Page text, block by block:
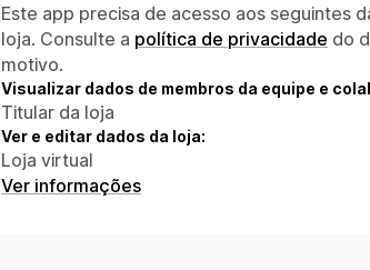
Este app precisa de acesso aos seguintes
loja. Consulte a política de privacidade do
motivo.
Visualizar dados de membros da equipe e
Titular da loja
Ver e editar dados da loja:
Loja virtual
Ver informações